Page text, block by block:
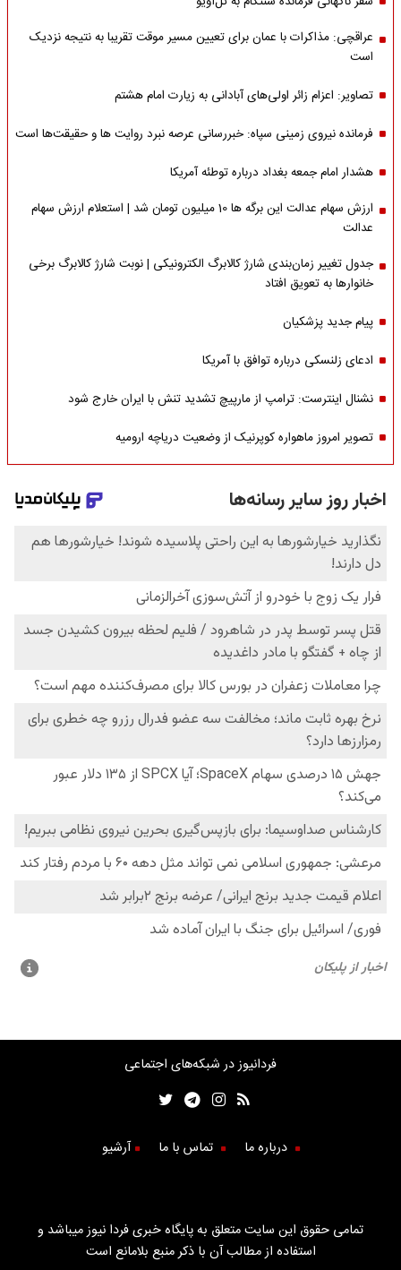
عراقچی: مذاکرات با عمان برای تعیین مسیر موقت تقریبا به نتیجه نزدیک
است
تصاویر: اعزام زائر اولی‌های آبادانی به زیارت امام هشتم
فرمانده نیروی زمینی سپاه: خبررسانی عرصه نبرد روایت ها و حقیقت‌ها است
هشدار امام جمعه بغداد درباره توطئه آمریکا
ارزش سهام عدالت این برگه ها 10 میلیون تومان شد | استعلام ارزش سهام
عدالت
جدول تغییر زمان‌بندی شارژ کالابرگ الکترونیکی | نوبت شارژ کالابرگ برخی
خانوارها به تعویق افتاد
پیام جدید پزشکیان
ادعای زلنسکی درباره توافق با آمریکا
نشنال اینترست: ترامپ از مارپیچ تشدید تنش با ایران خارج شود
تصویر امروز ماهواره کوپرنیک از وضعیت دریاچه ارومیه
فردانیوز در شبکه‌های اجتماعی
درباره ما تماس با ما آرشیو
تمامی حقوق این سایت متعلق به پایگاه خبری فردا نیوز میباشد و
استفاده از مطالب آن با ذکر منبع بلامانع است